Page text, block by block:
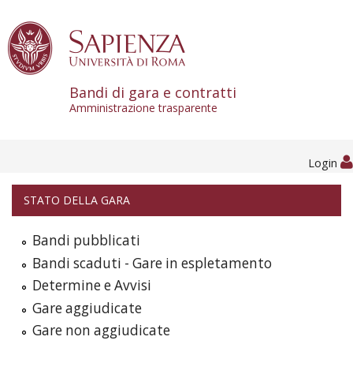
Bandi di gara e contratti
Amministrazione trasparente
Login
STATO DELLA GARA
Bandi pubblicati
Bandi scaduti - Gare in espletamento
Determine e Avvisi
Gare aggiudicate
Gare non aggiudicate